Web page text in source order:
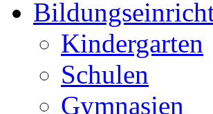
Kindergarten
Schulen
Gymnasien